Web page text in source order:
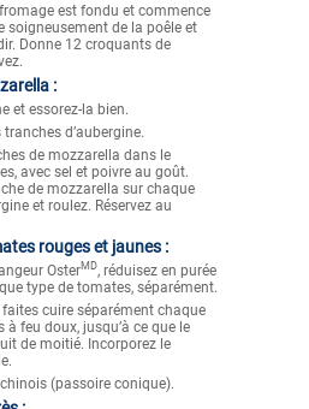
est fondu et commence
soigneusement de la poêle et
Donne 12 croquants de
:
et essorez-la bien.
d’aubergine.
de mozzarella dans le
avec sel et poivre au goût.
de mozzarella sur chaque
et roulez. Réservez au
rouges et jaunes :
OsterMD, réduisez en purée
type de tomates, séparément.
cuire séparément chaque
à feu doux, jusqu’à ce que le
de moitié. Incorporez le
(passoire conique).